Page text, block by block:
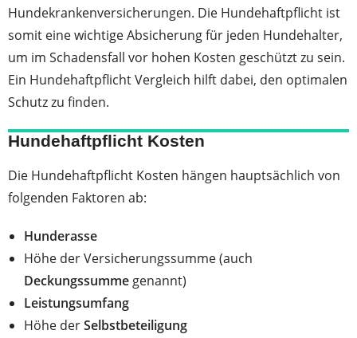
Hundekrankenversicherungen. Die Hundehaftpflicht ist
somit eine wichtige Absicherung für jeden Hundehalter,
um im Schadensfall vor hohen Kosten geschützt zu sein.
Ein Hundehaftpflicht Vergleich hilft dabei, den optimalen
Schutz zu finden.
Hundehaftpflicht Kosten
Die Hundehaftpflicht Kosten hängen hauptsächlich von
folgenden Faktoren ab:
Hunderasse
Höhe der Versicherungssumme (auch
Deckungssumme genannt)
Leistungsumfang
Höhe derSelbstbeteiligung